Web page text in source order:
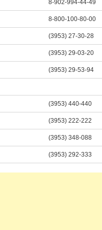
8-902-994-44-49
8-800-100-80-00
(3953) 27-30-28
(3953) 29-03-20
(3953) 29-53-94
(3953) 440-440
(3953) 222-222
(3953) 348-088
(3953) 292-333